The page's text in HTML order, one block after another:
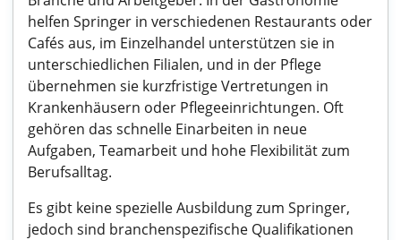
helfen Springer in verschiedenen Restaurants oder
Cafés aus, im Einzelhandel unterstützen sie in
unterschiedlichen Filialen, und in der Pflege
übernehmen sie kurzfristige Vertretungen in
Krankenhäusern oder Pflegeeinrichtungen. Oft
gehören das schnelle Einarbeiten in neue
Aufgaben, Teamarbeit und hohe Flexibilität zum
Berufsalltag.
Es gibt keine spezielle Ausbildung zum Springer,
jedoch sind branchenspezifische Qualifikationen